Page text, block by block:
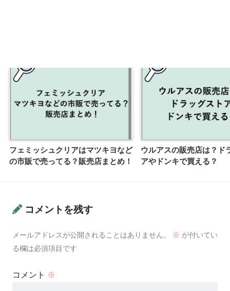
フェミッシュクリアはマツキヨなど
の市販で売ってる？販売店まとめ！
ウルアスの販売店は？ド
アやドンキで買える？
コメントを残す
メールアドレスが公開されることはありません。 ※ が付いてい
る欄は必須項目です
コメント ※